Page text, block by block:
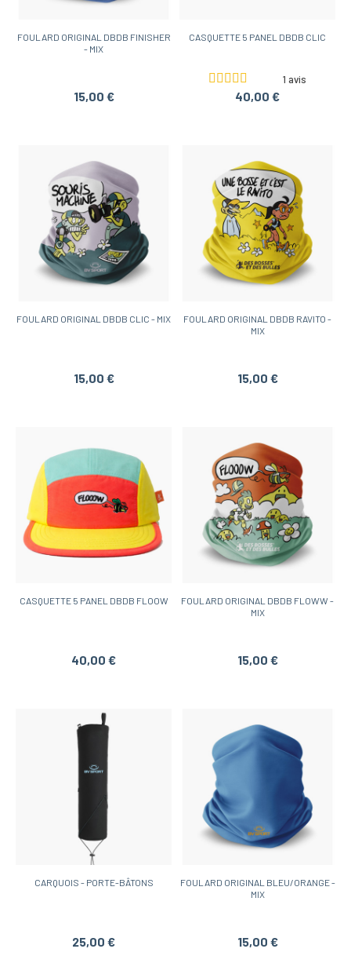
FOULARD ORIGINAL DBDB FINISHER
- MIX
15,00 €
CASQUETTE 5 PANEL DBDB CLIC
1 avis
40,00 €
FOULARD ORIGINAL DBDB CLIC - MIX
15,00 €
FOULARD ORIGINAL DBDB RAVITO -
MIX
15,00 €
CASQUETTE 5 PANEL DBDB FLOOW
40,00 €
FOULARD ORIGINAL DBDB FLOWW -
MIX
15,00 €
CARQUOIS - PORTE-BÂTONS
25,00 €
FOULARD ORIGINAL BLEU/ORANGE -
MIX
15,00 €